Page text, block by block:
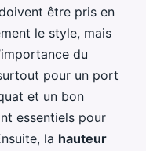
être pris en
le style, mais
du
pour un port
et un bon
essentiels pour
la hauteur